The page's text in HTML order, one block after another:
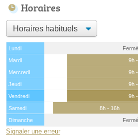
Horaires
Lundi
Fermé
Mardi
9h
Mercredi
9h
Jeudi
9h
Vendredi
9h
Samedi
8h - 16h
Dimanche
Fermé
Signaler une erreur